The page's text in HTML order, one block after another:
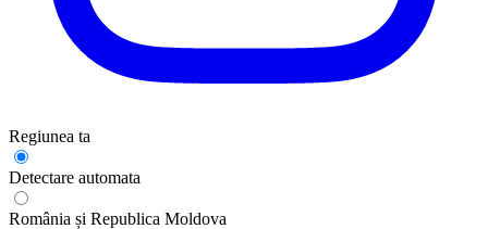
Regiunea ta
Detectare automata
România și Republica Moldova